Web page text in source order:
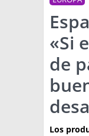
EN
CLIMA
EL
«Si
de
Los